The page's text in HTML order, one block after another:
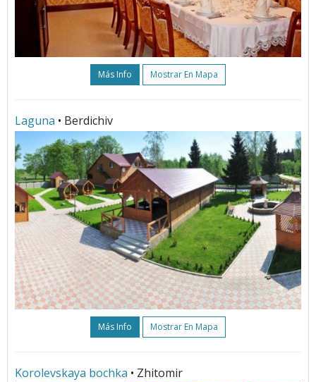
Más Info Mostrar En Mapa
Laguna • Berdichiv
Más Info Mostrar En Mapa
Korolevskaya bochka • Zhitomir